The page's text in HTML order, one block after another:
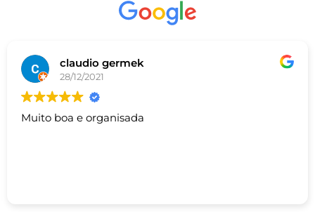
claudio germek
28/12/2021
Muito boa e organisada